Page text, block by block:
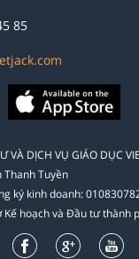
85
VÀ DỊCH VỤ GIÁO DỤC
Thanh Tuyền
ký kinh doanh:
Kế hoạch và Đầu tư thành